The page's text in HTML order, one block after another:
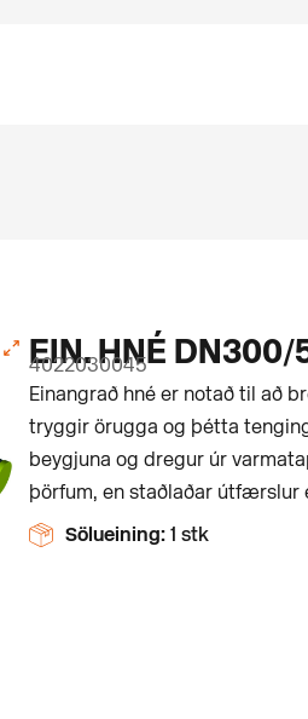
EIN. HNÉ DN300/
4022030045
Einangrað hné er notað til að
tryggir örugga og þétta
beygjuna og dregur úr
þörfum, en staðlaðar útfærslur
Sölueining: 1 stk